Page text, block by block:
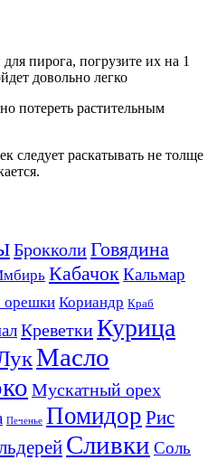
пирога, погрузите их на 1
довольно легко
потереть растительным
следует раскатывать не толще
БрокколиГовядина
Кабачок Кальмар
орешки Кориандр Краб
КреветкиКурица
Масло
Мускатный орех
Печенье Помидор Рис
Сливки Соль